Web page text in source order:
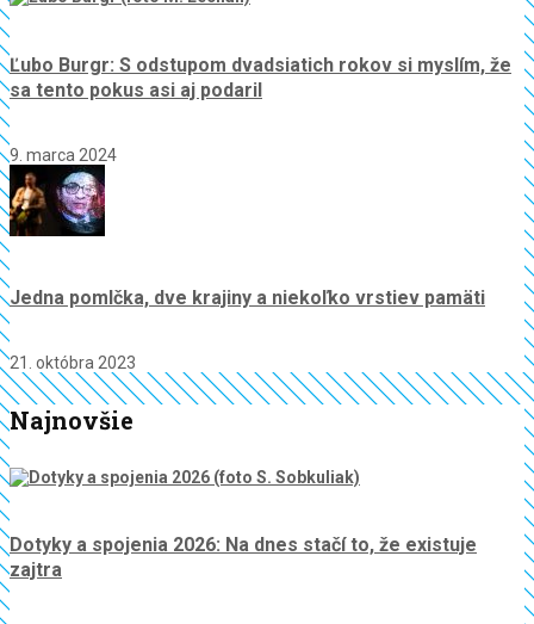
Ľubo Burgr: S odstupom dvadsiatich rokov si myslím, že
sa tento pokus asi aj podaril
9. marca 2024
Jedna pomlčka, dve krajiny a niekoľko vrstiev pamäti
21. októbra 2023
Najnovšie
Dotyky a spojenia 2026: Na dnes stačí to, že existuje
zajtra